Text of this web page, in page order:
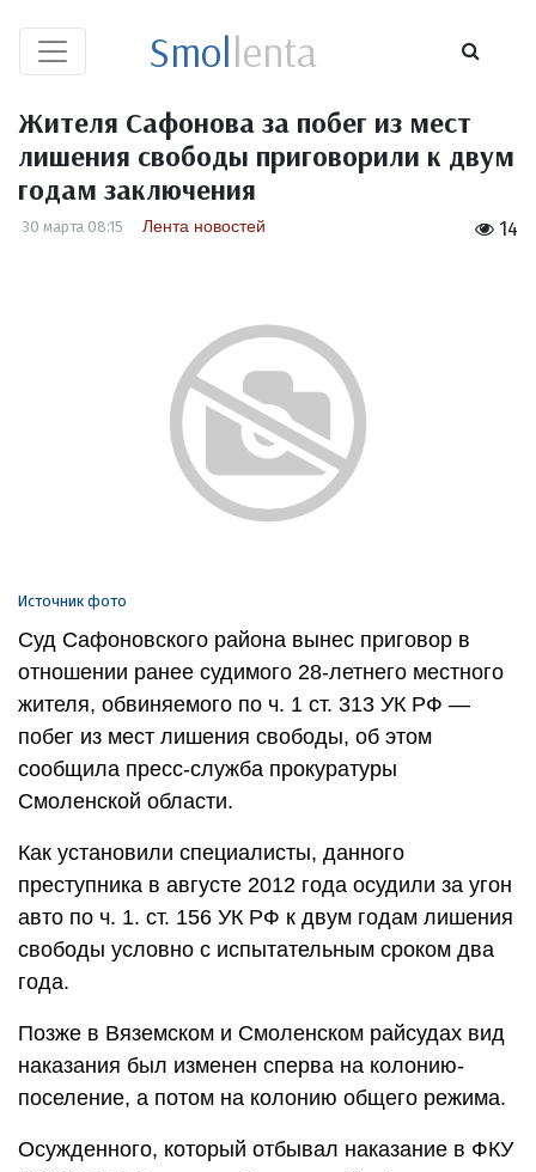
Smollenta
Жителя Сафонова за побег из мест
лишения свободы приговорили к двум
годам заключения
14
30 марта 08:15 Лента новостей
Источник фото
Суд Сафоновского района вынес приговор в
отношении ранее судимого 28-летнего местного
жителя, обвиняемого по ч. 1 ст. 313 УК РФ —
побег из мест лишения свободы, об этом
сообщила пресс-служба прокуратуры
Смоленской области.
Как установили специалисты, данного
преступника в августе 2012 года осудили за угон
авто по ч. 1. ст. 156 УК РФ к двум годам лишения
свободы условно с испытательным сроком два
года.
Позже в Вяземском и Смоленском райсудах вид
наказания был изменен сперва на колонию-
поселение, а потом на колонию общего режима.
Осужденного, который отбывал наказание в ФКУ